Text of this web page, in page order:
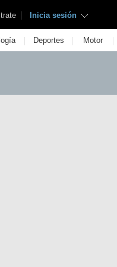
| Inicia sesión
| Deportes | Motor |